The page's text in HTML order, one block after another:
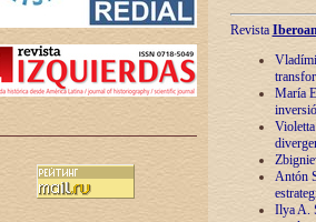
Revista
María
Antón
Ilya A.